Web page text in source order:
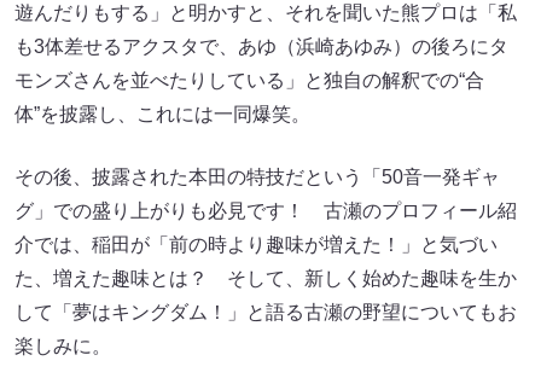
遊んだりもする」と明かすと、それを聞いた熊プロは「私
も3体差せるアクスタで、あゆ（浜崎あゆみ）の後ろにタ
モンズさんを並べたりしている」と独自の解釈での“合
体”を披露し、これには一同爆笑。
その後、披露された本田の特技だという「50音一発ギャ
グ」での盛り上がりも必見です！ 古瀬のプロフィール紹
介では、稲田が「前の時より趣味が増えた！」と気づい
た、増えた趣味とは？ そして、新しく始めた趣味を生か
して「夢はキングダム！」と語る古瀬の野望についてもお
楽しみに。